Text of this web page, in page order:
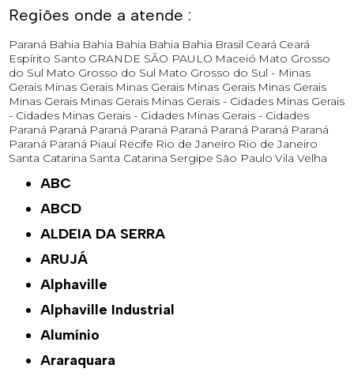
Regiões onde a atende :
Paraná Bahia Bahia Bahia Bahia Bahia Brasil Ceará Ceará
Espírito Santo GRANDE SÃO PAULO Maceió Mato Grosso
do Sul Mato Grosso do Sul Mato Grosso do Sul - Minas
Gerais Minas Gerais Minas Gerais Minas Gerais Minas Gerais
Minas Gerais Minas Gerais Minas Gerais - Cidades Minas Gerais
- Cidades Minas Gerais - Cidades Minas Gerais - Cidades
Paraná Paraná Paraná Paraná Paraná Paraná Paraná Paraná
Paraná Paraná Piauí Recife Rio de Janeiro Rio de Janeiro
Santa Catarina Santa Catarina Sergipe São Paulo Vila Velha
ABC
ABCD
ALDEIA DA SERRA
ARUJÁ
Alphaville
Alphaville Industrial
Alumínio
Araraquara